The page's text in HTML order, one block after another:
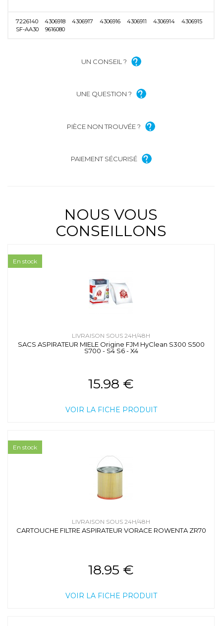
7226140 4306918 4306917 4306916 4306911 4306914
4306915
SF-AA30
9616080
UN CONSEIL ?
UNE QUESTION ?
PIÈCE NON TROUVÉE ?
PAIEMENT SÉCURISÉ
NOUS VOUS
CONSEILLONS
LIVRAISON SOUS 24H/48H
SACS ASPIRATEUR MIELE Origine FJM HyClean S300 S500
S700 - S4 S6 - X4
15.98 €
VOIR LA FICHE PRODUIT
En stock
LIVRAISON SOUS 24H/48H
CARTOUCHE FILTRE ASPIRATEUR VORACE ROWENTA ZR70
18.95 €
VOIR LA FICHE PRODUIT
En stock